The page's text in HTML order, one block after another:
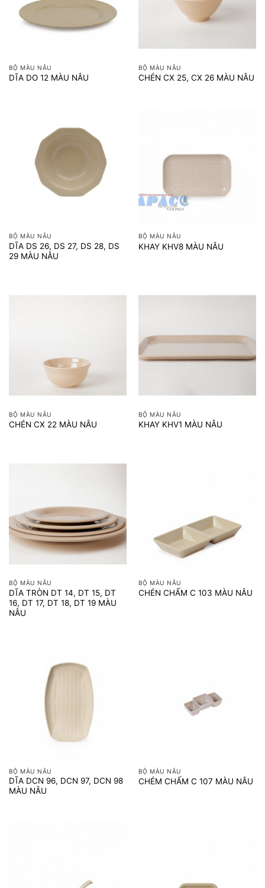
BỘ MÀU NÂU
DĨA DO 12 MÀU NÂU
BỘ MÀU NÂU
CHÉN CX 25, CX 26 MÀU NÂU
BỘ MÀU NÂU
DĨA DS 26, DS 27, DS 28, DS
29 MÀU NÂU
BỘ MÀU NÂU
KHAY KHV8 MÀU NÂU
BỘ MÀU NÂU
CHÉN CX 22 MÀU NÂU
BỘ MÀU NÂU
KHAY KHV1 MÀU NÂU
BỘ MÀU NÂU
DĨA TRÒN DT 14, DT 15, DT
16, DT 17, DT 18, DT 19 MÀU
NÂU
BỘ MÀU NÂU
CHÉN CHẤM C 103 MÀU NÂU
BỘ MÀU NÂU
DĨA DCN 96, DCN 97, DCN 98
MÀU NÂU
BỘ MÀU NÂU
CHÉM CHẤM C 107 MÀU NÂU